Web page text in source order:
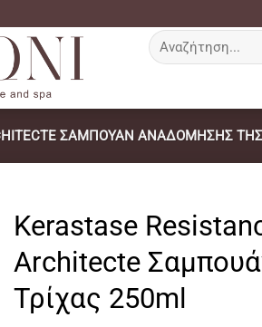
Αναζήτηση
για:
ΣΑΜΠΟΥΆΝ ΑΝΑΔΌΜΗΣΗΣ
Kerastase
Architecte
Τρίχας 250ml